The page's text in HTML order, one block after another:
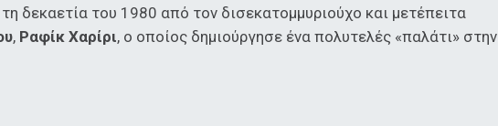
δεκαετία του 1980 από τον δισεκατομμυριούχο και μετέπειτα
, Ραφίκ Χαρίρι, ο οποίος δημιούργησε ένα πολυτελές «παλάτι» στην